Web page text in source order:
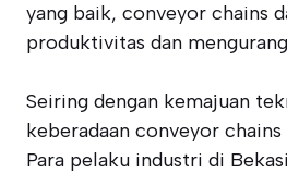
yang baik, conveyor chains
produktivitas dan
Seiring dengan kemajuan
keberadaan conveyor
Para pelaku industri di